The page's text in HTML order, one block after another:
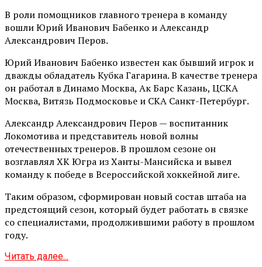
В роли помощников главного тренера в команду
вошли Юрий Иванович Бабенко и Александр
Александрович Перов.
Юрий Иванович Бабенко известен как бывший игрок и
дважды обладатель Кубка Гагарина. В качестве тренера
он работал в Динамо Москва, Ак Барс Казань, ЦСКА
Москва, Витязь Подмосковье и СКА Санкт-Петербург.
Александр Александрович Перов — воспитанник
Локомотива и представитель новой волны
отечественных тренеров. В прошлом сезоне он
возглавлял ХК Югра из Ханты-Мансийска и вывел
команду к победе в Всероссийской хоккейной лиге.
Таким образом, сформирован новый состав штаба на
предстоящий сезон, который будет работать в связке
со специалистами, продолжившими работу в прошлом
году.
Читать далее...